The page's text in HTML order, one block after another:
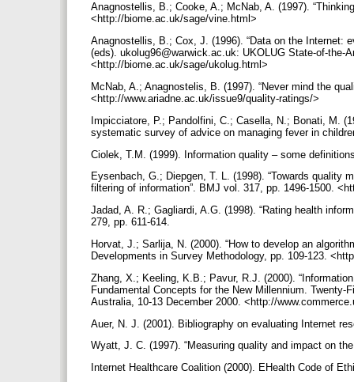
Anagnostellis, B.; Cooke, A.; McNab, A. (1997).
<http://biome.ac.uk/sage/vine.html>
Anagnostellis, B.; Cox, J. (1996). “Data on the Internet:
(eds). ukolug96@warwick.ac.uk: UKOLUG State-of-the-
<http://biome.ac.uk/sage/ukolug.html>
McNab, A.; Anagnostelis, B. (1997). “Never mind the
<http://www.ariadne.ac.uk/issue9/quality-ratings/>
Impicciatore, P.; Pandolfini, C.; Casella, N.; Bonati, M.
systematic survey of advice on managing fever in
Ciolek, T.M. (1999). Information quality – some
Eysenbach, G.; Diepgen, T. L. (1998). “Towards quality
filtering of information”. BMJ vol. 317, pp. 1496-1500.
Jadad, A. R.; Gagliardi, A.G. (1998). “Rating health
279, pp. 611-614.
Horvat, J.; Sarlija, N. (2000). “How to develop an
Developments in Survey Methodology, pp. 109-123.
Zhang, X.; Keeling, K.B.; Pavur, R.J. (2000).
Fundamental Concepts for the New Millennium.
Australia, 10-13 December 2000. <http://
Auer, N. J. (2001). Bibliography on evaluating Internet
Wyatt, J. C. (1997). “Measuring quality and impact on
Internet Healthcare Coalition (2000). EHealth Code of